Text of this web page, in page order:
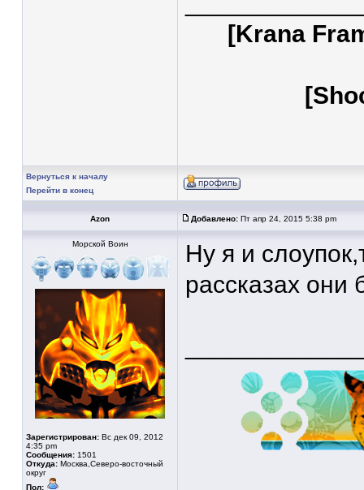
[Krana
Вернуться к началу
Перейти в конец
Azon Добавлено: Пт апр 24, 2015 5:38 pm
Морской Воин
Зарегистрирован: Вс дек 09, 2012
4:35 pm
Сообщения: 1501
Откуда: Москва,Северо-восточный
округ
Пол:
Ну я и
рассказах они